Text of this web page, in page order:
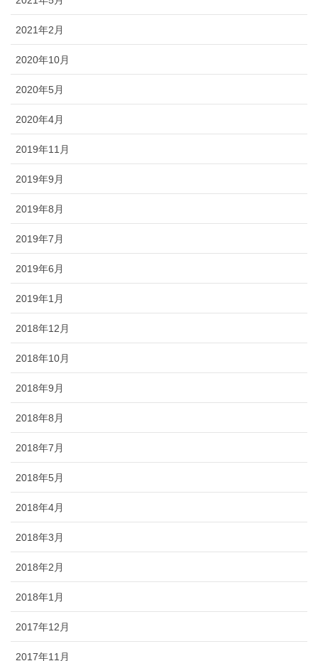
2021年2月
2020年10月
2020年5月
2020年4月
2019年11月
2019年9月
2019年8月
2019年7月
2019年6月
2019年1月
2018年12月
2018年10月
2018年9月
2018年8月
2018年7月
2018年5月
2018年4月
2018年3月
2018年2月
2018年1月
2017年12月
2017年11月